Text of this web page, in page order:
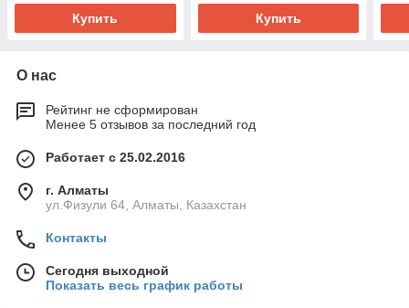
Купить Купить
О нас
Рейтинг не сформирован
Менее 5 отзывов за последний год
Работает с 25.02.2016
г. Алматы
ул.Физули 64, Алматы, Казахстан
Контакты
Сегодня выходной
Показать весь график работы